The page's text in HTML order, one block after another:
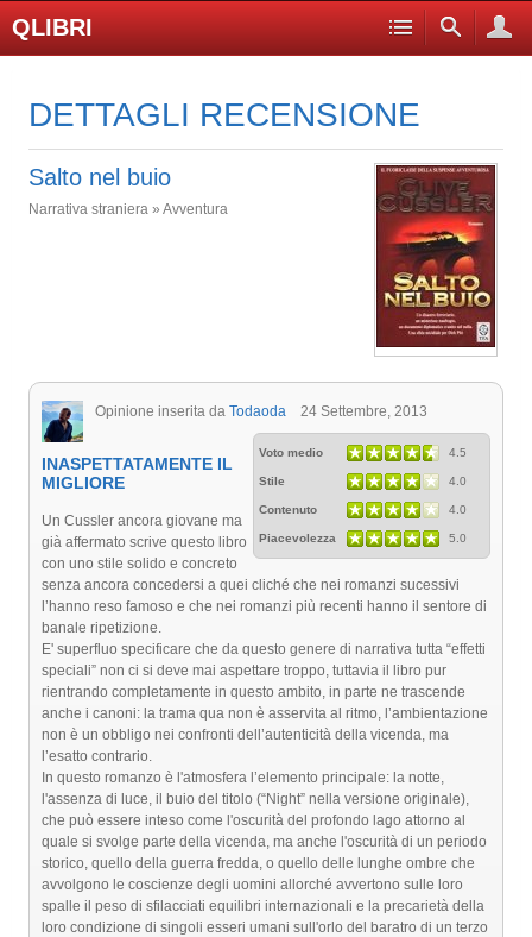
QLIBRI
DETTAGLI RECENSIONE
Salto nel buio
Narrativa straniera » Avventura
Opinione inserita da Todaoda 24 Settembre, 2013
Voto medio 4.5
Stile 4.0
Contenuto 4.0
Piacevolezza 5.0
INASPETTATAMENTE IL
MIGLIORE
Un Cussler ancora giovane ma
già affermato scrive questo libro
con uno stile solido e concreto
senza ancora concedersi a quei cliché che nei romanzi sucessivi
l’hanno reso famoso e che nei romanzi più recenti hanno il sentore di
banale ripetizione.
E' superfluo specificare che da questo genere di narrativa tutta “effetti
speciali” non ci si deve mai aspettare troppo, tuttavia il libro pur
rientrando completamente in questo ambito, in parte ne trascende
anche i canoni: la trama qua non è asservita al ritmo, l’ambientazione
non è un obbligo nei confronti dell’autenticità della vicenda, ma
l’esatto contrario.
In questo romanzo è l'atmosfera l’elemento principale: la notte,
l'assenza di luce, il buio del titolo (“Night” nella versione originale),
che può essere inteso come l'oscurità del profondo lago attorno al
quale si svolge parte della vicenda, ma anche l'oscurità di un periodo
storico, quello della guerra fredda, o quello delle lunghe ombre che
avvolgono le coscienze degli uomini allorché avvertono sulle loro
spalle il peso di sfilacciati equilibri internazionali e la precarietà della
loro condizione di singoli esseri umani sull'orlo del baratro di un terzo